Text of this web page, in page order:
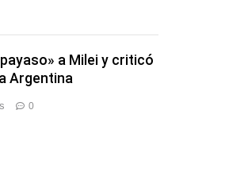
a Milei y criticó
Argentina
0